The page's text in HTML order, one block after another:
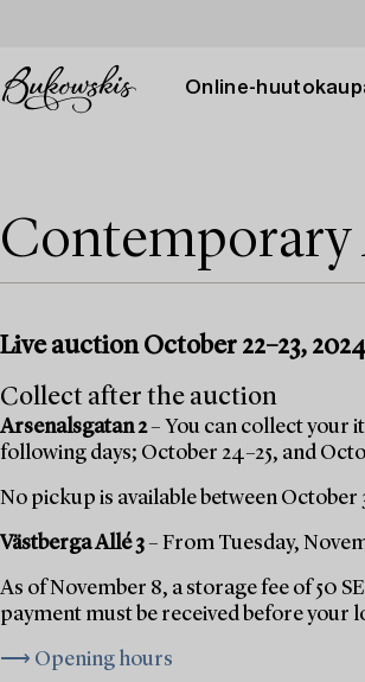
Online-
Contemporary
Live auction October 22–23,
Collect after the auction
Arsenalsgatan 2– You can collect your
following days; October 24–25, and
No pickup is available between October
Västberga Allé 3– From Tuesday,
As of November 8, a storage fee of 50
payment must be received before your
⟶ Opening hours